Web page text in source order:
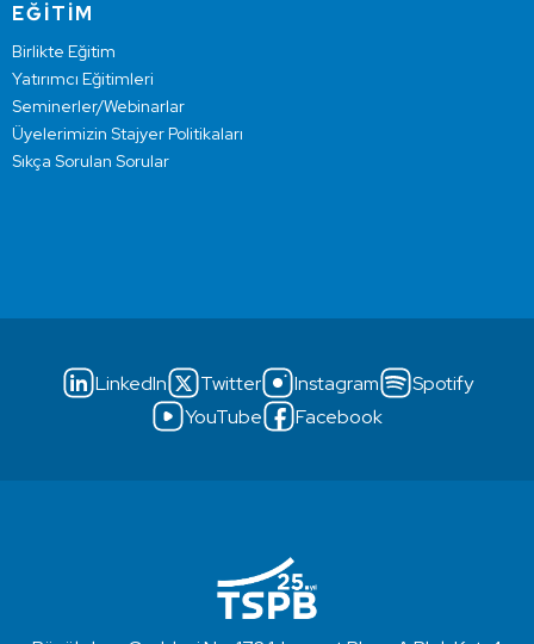
EĞİTİM
Birlikte Eğitim
Yatırımcı Eğitimleri
Seminerler/Webinarlar
Üyelerimizin Stajyer Politikaları
Sıkça Sorulan Sorular
LinkedIn Twitter Instagram
Spotify
YouTube
Facebook